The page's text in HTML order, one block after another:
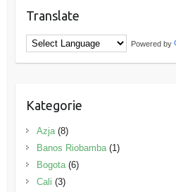
Translate
Powered by
Kategorie
Azja(8)
Banos Riobamba(1)
Bogota(6)
Cali (3)